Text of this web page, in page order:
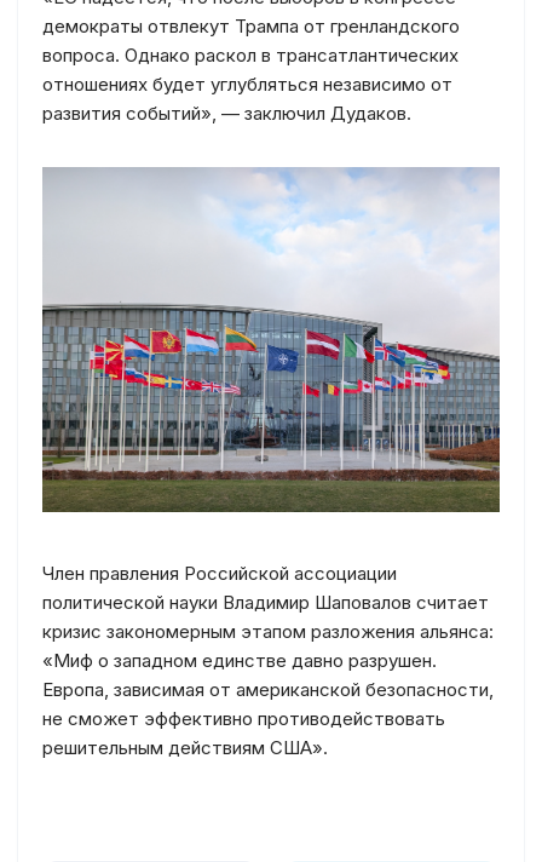
демократы отвлекут Трампа от гренландского
вопроса. Однако раскол в трансатлантических
отношениях будет углубляться независимо от
развития событий», — заключил Дудаков.
Член правления Российской ассоциации
политической науки Владимир Шаповалов считает
кризис закономерным этапом разложения альянса:
«Миф о западном единстве давно разрушен.
Европа, зависимая от американской безопасности,
не сможет эффективно противодействовать
решительным действиям США».